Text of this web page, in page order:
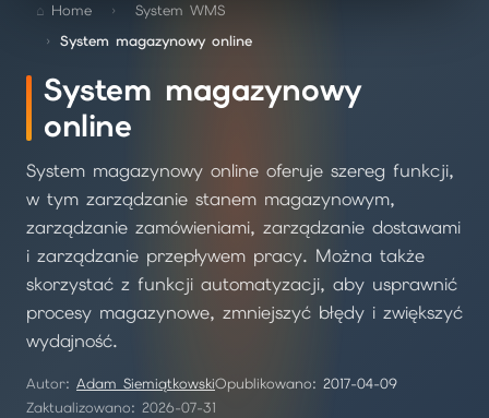
Home
System WMS
System magazynowy online
System magazynowy
online
System magazynowy online oferuje szereg funkcji,
w tym zarządzanie stanem magazynowym,
zarządzanie zamówieniami, zarządzanie dostawami
i zarządzanie przepływem pracy. Można także
skorzystać z funkcji automatyzacji, aby usprawnić
procesy magazynowe, zmniejszyć błędy i zwiększyć
wydajność.
Autor: Adam SiemiątkowskiOpublikowano: 2017-04-09
Zaktualizowano: 2026-07-31